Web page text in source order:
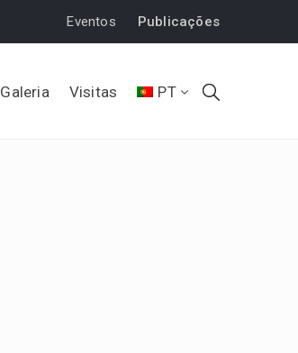
Eventos Publicações
Galeria Visitas PT